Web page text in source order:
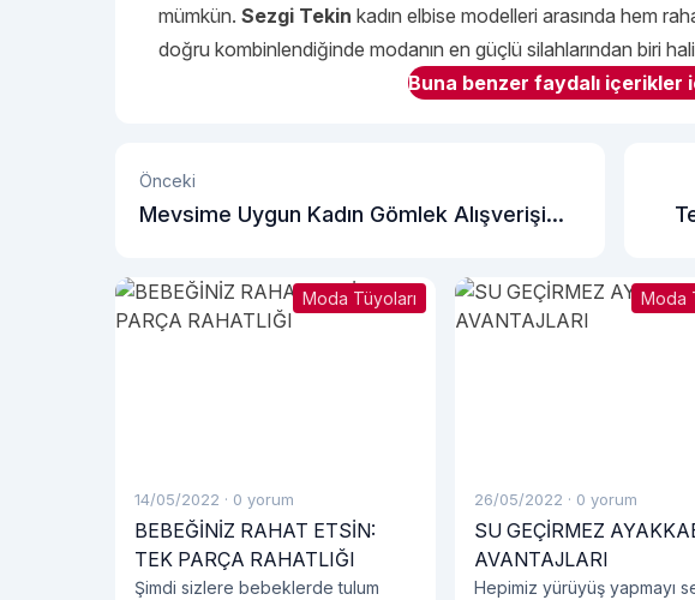
mümkün. Sezgi Tekin kadın elbise modelleri arasında hem
doğru kombinlendiğinde modanın en güçlü silahlarından biri
Buna benzer faydalı içerikler
Önceki
Mevsime Uygun Kadın Gömlek Alışverişi
Moda Tüyoları
14/05/2022 · 0 yorum
BEBEĞİNİZ RAHAT ETSİN:
TEK PARÇA RAHATLIĞI
Şimdi sizlere bebeklerde tulum
Moda
26/05/2022 · 0 yorum
SU GEÇİRMEZ
AVANTAJLARI
Hepimiz yürüyüş yapmayı